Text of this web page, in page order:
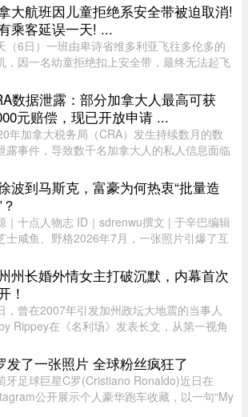
大航班因儿童拒绝系安全带被迫取消!
乘客延误一天! ...
（6日）一班由卑诗省维多利亚飞往多伦多的
，因一名幼童拒绝扣上安全带，最终无法起飞
至周五才能离开。据CTV报道，波特航空
Airlines）发言人表示 ...
数据泄露：部分加拿大人最高可获
元赔偿，现已开放申请 ...
年加拿大税务局（CRA）发生持续数月的数
露事件，导致数千名加拿大人的私人信息面临
以申请赔偿。 ...
波到马斯克，富豪为何热衷“批量造
｜十点人物志 ID｜sdrenwu撰文 | 于辛巴编辑
士咸鱼、野格2026年7月，一张照片引爆了互
两边站着照顾他们的阿姨，前方拉着一条横
照片由多益网络官方微博 ...
州长婚外情女主打破沉默，内幕首次
！
，曾在2007年引发加州政坛大地震的当事人
Rippey在《名利场》发表长文，从第一视角
Newsom的一段婚外情。这段尘封多年的往
次被推向风口浪尖。Gavin New ...
发了一张照片 全球粉丝疯狂了
牙足球巨星C罗(Cristiano Ronaldo)近日在
公开展示个人豪华跑车收藏，以一句“My